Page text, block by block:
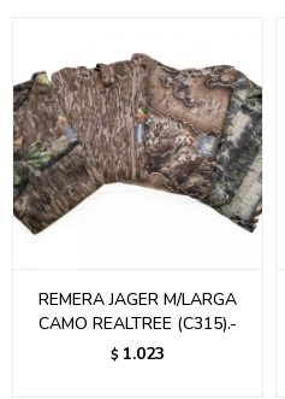
REMERA JAGER M/LARGA
CAMO REALTREE (C315).-
$ 1.023